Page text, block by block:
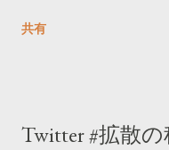
共有
Twitter #拡散